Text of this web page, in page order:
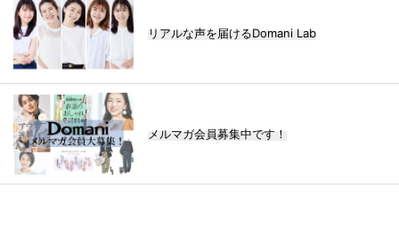
リアルな声を届けるDomani Lab
メルマガ会員募集中です！